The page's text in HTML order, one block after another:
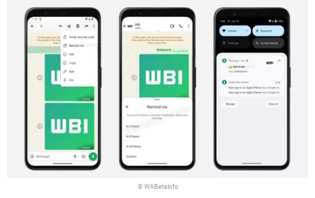
© WABetaInfo